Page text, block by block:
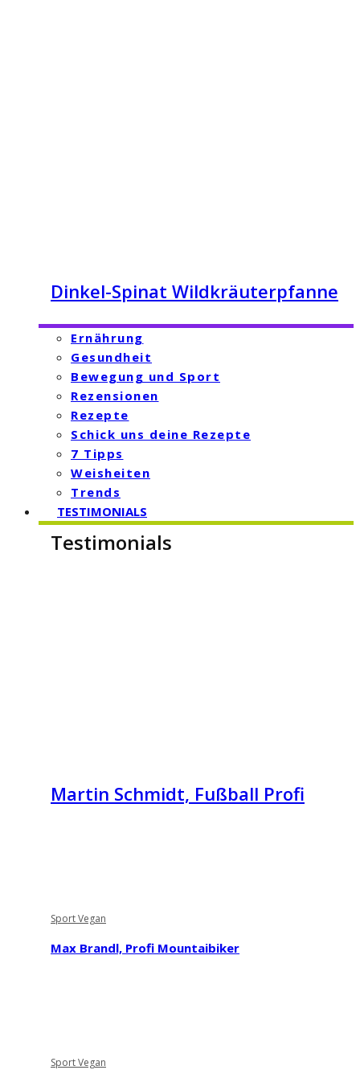
Dinkel-Spinat Wildkräuterpfanne
Ernährung
Gesundheit
Bewegung und Sport
Rezensionen
Rezepte
Schick uns deine Rezepte
7 Tipps
Weisheiten
Trends
TESTIMONIALS
Testimonials
Martin Schmidt, Fußball Profi
Sport Vegan
Max Brandl, Profi Mountaibiker
Sport Vegan